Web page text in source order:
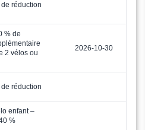
réduction
% de
2 vélos ou
2026-10-30
réduction
enfant –
%